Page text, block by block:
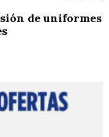
de uniformes